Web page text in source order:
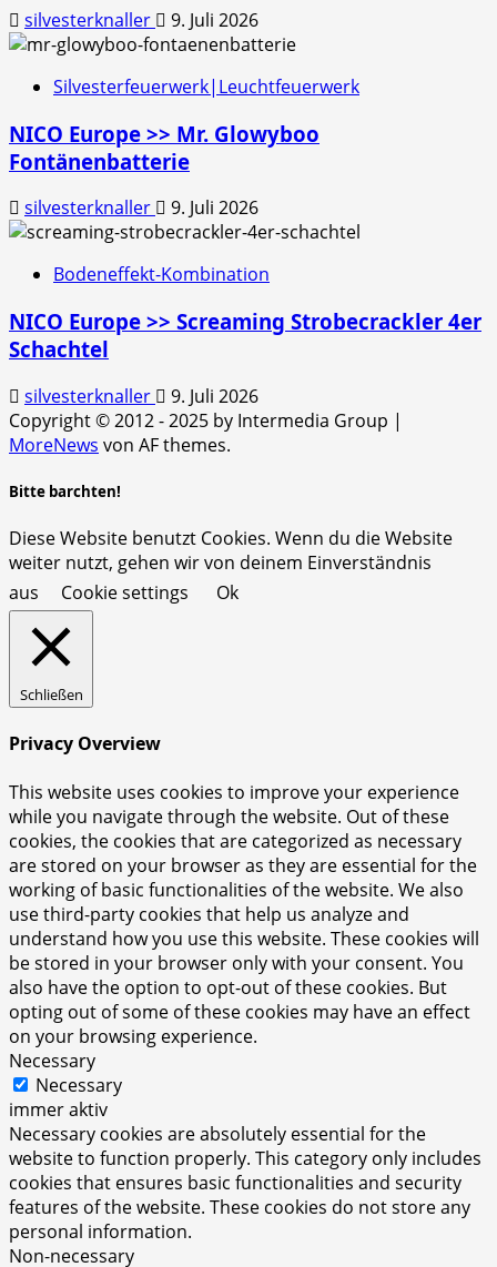
silvesterknaller 9. Juli 2026
Silvesterfeuerwerk|Leuchtfeuerwerk
NICO Europe >> Mr. Glowyboo
Fontänenbatterie
silvesterknaller 9. Juli 2026
Bodeneffekt-Kombination
NICO Europe >> Screaming Strobecrackler 4er
Schachtel
silvesterknaller
9. Juli 2026
Copyright © 2012 - 2025 by Intermedia Group |
MoreNews von AF themes.
Bitte barchten!
Diese Website benutzt Cookies. Wenn du die Website
weiter nutzt, gehen wir von deinem Einverständnis
aus
Cookie settings Ok
Schließen
Privacy Overview
This website uses cookies to improve your experience
while you navigate through the website. Out of these
cookies, the cookies that are categorized as necessary
are stored on your browser as they are essential for the
working of basic functionalities of the website. We also
use third-party cookies that help us analyze and
understand how you use this website. These cookies will
be stored in your browser only with your consent. You
also have the option to opt-out of these cookies. But
opting out of some of these cookies may have an effect
on your browsing experience.
Necessary
Necessary
immer aktiv
Necessary cookies are absolutely essential for the
website to function properly. This category only includes
cookies that ensures basic functionalities and security
features of the website. These cookies do not store any
personal information.
Non-necessary